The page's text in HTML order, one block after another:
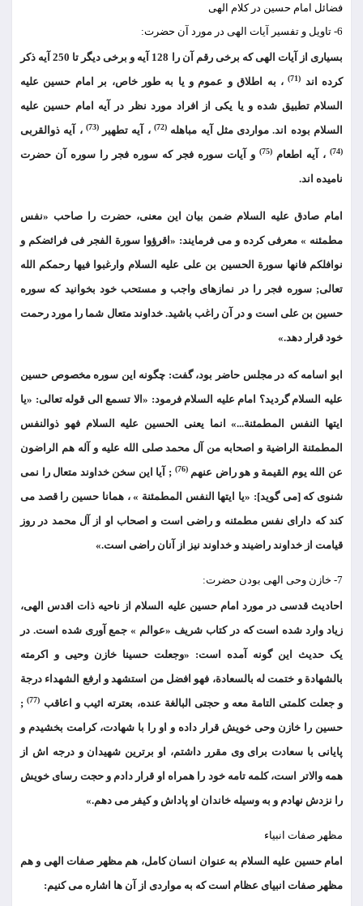
فضائل امام حسین در کلام الهی
6- تاویل و تفسیر آیات الهی در مورد آن حضرت:
بسیاری از آیات الهی که برخی رقم آن را 128 آیه و برخی دیگر تا 250 آیه ذکر
کرده اند (71)
، به اطلاق و عموم و یا به طور خاص، بر امام حسین علیه
السلام تطبیق شده و یا یکی از افراد مورد نظر در آیه امام حسین علیه
السلام بوده اند. مواردی مثل آیه مباهله (72) ، آیه تطهیر(73) ، آیه ذوالقربی
(74) ، آیه اطعام (75)
و آیات سوره فجر که سوره فجر را سوره آن حضرت
نامیده اند.
امام صادق علیه السلام ضمن بیان این معنی، حضرت را صاحب «نفس
مطمئنه » معرفی کرده و می فرمایند: «اقرؤوا سورة الفجر فی فرائضکم و
نوافلکم فانها سورة الحسین بن علی علیه السلام وارغبوا فیها رحمکم الله
تعالی; سوره فجر را در نمازهای واجب و مستحب خود بخوانید که سوره
حسین بن علی است و در آن راغب باشید. خداوند متعال شما را مورد رحمت
خود قرار دهد.»
ابو اسامه که در مجلس حاضر بود، گفت: چگونه این سوره مخصوص حسین
علیه السلام گردید؟ امام علیه السلام فرمود: «الا تسمع الی قوله تعالی: «یا
ایتها النفس المطمئنة...» انما یعنی الحسین علیه السلام فهو ذوالنفس
المطمئنة الراضیة و اصحابه من آل محمد صلی الله علیه و آله هم الراضون
عن الله یوم القیمة و هو راض عنهم(76)
; آیا این سخن خداوند متعال را نمی
شنوی که [می گوید]: «یا ایتها النفس المطمئنة » ، همانا حسین را قصد می
کند که دارای نفس مطمئنه و راضی است و اصحاب او از آل محمد در روز
قیامت از خداوند راضیند و خداوند نیز از آنان راضی است.»
7- خازن وحی الهی بودن حضرت:
احادیث قدسی در مورد امام حسین علیه السلام از ناحیه ذات اقدس الهی،
زیاد وارد شده است که در کتاب شریف «عوالم » جمع آوری شده است. در
یک حدیث این گونه آمده است: «وجعلت حسینا خازن وحیی و اکرمته
بالشهادة و ختمت له بالسعادة، فهو افضل من استشهد و ارفع الشهداء درجة
و جعلت کلمتی التامة معه و حجتی البالغة عنده، بعترته اثیب و اعاقب (77)
;
حسین را خازن وحی خویش قرار داده و او را با شهادت، کرامت بخشیدم و
پایانی با سعادت برای وی مقرر داشتم، او برترین شهیدان و درجه اش از
همه والاتر است، کلمه تامه خود را همراه او قرار دادم و حجت رسای خویش
را نزدش نهادم و به وسیله خاندان او پاداش و کیفر می دهم.»
مظهر صفات انبیاء
امام حسین علیه السلام به عنوان انسان کامل، هم مظهر صفات الهی و هم
مظهر صفات انبیای عظام است که به مواردی از آن ها اشاره می کنیم: